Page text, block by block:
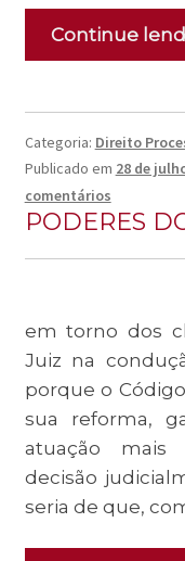
Continue
Categoria: Direito
Publicado em 28 de
comentários
PODERES
em torno dos
Juiz na
porque o
sua reforma,
atuação mais
decisão
seria de que,